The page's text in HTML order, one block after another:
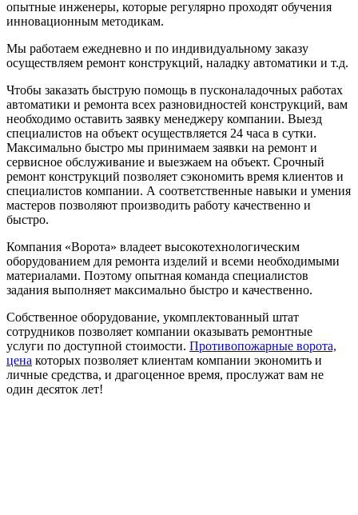
опытные инженеры, которые регулярно проходят обучения
инновационным методикам.
Мы работаем ежедневно и по индивидуальному заказу
осуществляем ремонт конструкций, наладку автоматики и т.д.
Чтобы заказать быструю помощь в пусконаладочных работах
автоматики и ремонта всех разновидностей конструкций, вам
необходимо оставить заявку менеджеру компании. Выезд
специалистов на объект осуществляется 24 часа в сутки.
Максимально быстро мы принимаем заявки на ремонт и
сервисное обслуживание и выезжаем на объект. Срочный
ремонт конструкций позволяет сэкономить время клиентов и
специалистов компании. А соответственные навыки и умения
мастеров позволяют производить работу качественно и
быстро.
Компания «Ворота» владеет высокотехнологическим
оборудованием для ремонта изделий и всеми необходимыми
материалами. Поэтому опытная команда специалистов
задания выполняет максимально быстро и качественно.
Собственное оборудование, укомплектованный штат
сотрудников позволяет компании оказывать ремонтные
услуги по доступной стоимости. Противопожарные ворота,
цена которых позволяет клиентам компании экономить и
личные средства, и драгоценное время, прослужат вам не
один десяток лет!